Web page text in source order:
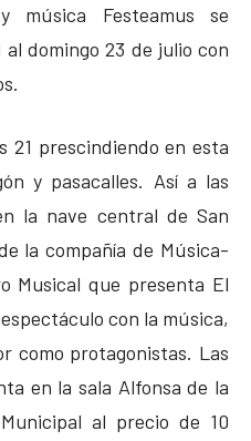
Festeamus se
domingo 23 de julio con
21 prescindiendo en esta
y pasacalles. Así a las
la nave central de San
la compañía de Música-
Musical que presenta El
espectáculo con la música,
como protagonistas. Las
en la sala Alfonsa de la
al precio de 10